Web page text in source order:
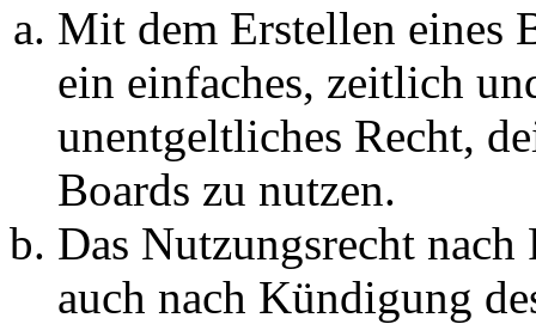
Mit dem Erstellen eines
ein einfaches, zeitlich
unentgeltliches Recht,
Boards zu nutzen.
Das Nutzungsrecht
auch nach Kündigung